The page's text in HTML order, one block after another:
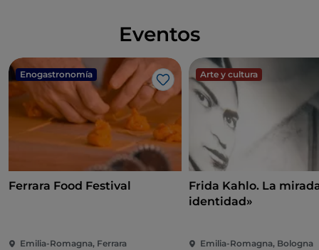
Eventos
Enogastronomía
Me gusta
Ferrara Food Festival
Emilia-Romagna, Ferrara
Arte y cultura
Frida Kahlo. La
identidad»
Emilia-Romagna, Bologna